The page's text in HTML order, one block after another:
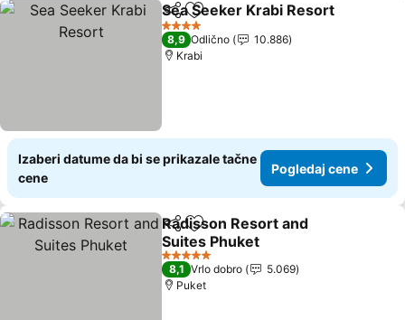
Deli Dodati u favorite
Sea Seeker Krabi Resort
4 Zvezdice
8,9 Odlično
10.886
Krabi
Izaberi datume da bi se prikazale tačne
cene
Pogledaj cene
Deli Dodati u favorite
Radisson Resort and
Suites Phuket
Pogledaj cene
5 Zvezdice
8,1 Vrlo dobro
5.069
Puket